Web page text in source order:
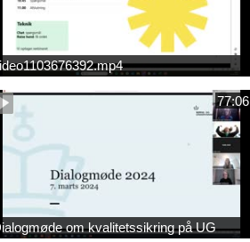
77:06
om kvalitetssikring på UG